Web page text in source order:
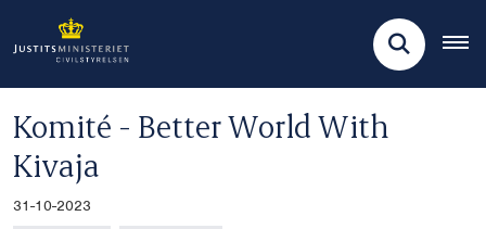
Komité - Better World With
Kivaja
31-10-2023